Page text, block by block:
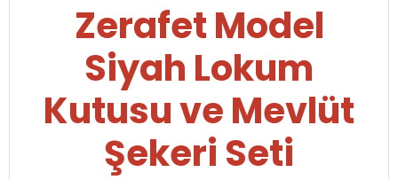
Zerafet Model
Siyah Lokum
Kutusu ve Mevlüt
Şekeri Seti